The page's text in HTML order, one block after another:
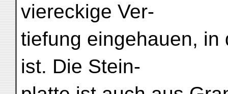
viereckige Ver-
tiefung eingehauen,
ist. Die Stein-